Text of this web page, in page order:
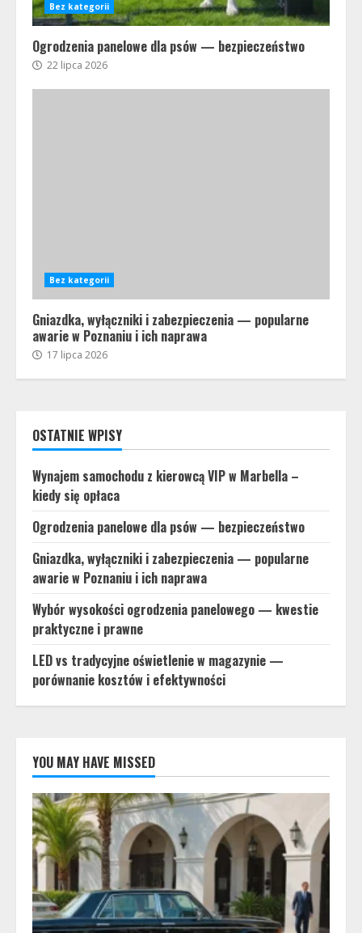
Bez kategorii
Ogrodzenia panelowe dla psów — bezpieczeństwo
22 lipca 2026
Bez kategorii
Gniazdka, wyłączniki i zabezpieczenia — popularne
awarie w Poznaniu i ich naprawa
17 lipca 2026
OSTATNIE WPISY
Wynajem samochodu z kierowcą VIP w Marbella –
kiedy się opłaca
Ogrodzenia panelowe dla psów — bezpieczeństwo
Gniazdka, wyłączniki i zabezpieczenia — popularne
awarie w Poznaniu i ich naprawa
Wybór wysokości ogrodzenia panelowego — kwestie
praktyczne i prawne
LED vs tradycyjne oświetlenie w magazynie —
porównanie kosztów i efektywności
YOU MAY HAVE MISSED